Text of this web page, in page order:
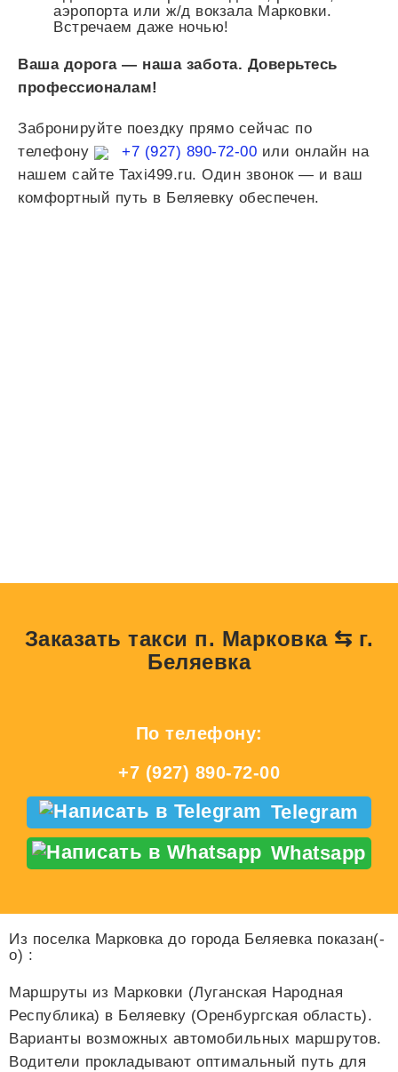
аэропорта или ж/д вокзала Марковки.
Встречаем даже ночью!
Ваша дорога — наша забота. Доверьтесь
профессионалам!
Забронируйте поездку прямо сейчас по
телефону
+7 (927) 890-72-00 или онлайн на
нашем сайте Taxi499.ru. Один звонок — и ваш
комфортный путь в Беляевку обеспечен.
Заказать такси п. Марковка ⇆ г.
Беляевка
По телефону:
+7 (927) 890-72-00
Telegram
Whatsapp
Из поселка Марковка до города Беляевка показан(-
о) :
Маршруты из Марковки (Луганская Народная
Республика) в Беляевку (Оренбургская область).
Варианты возможных автомобильных маршрутов.
Водители прокладывают оптимальный путь для